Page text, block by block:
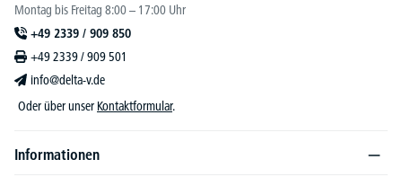
Montag bis Freitag 8:00 – 17:00 Uhr
+49 2339 / 909 850
+49 2339 / 909 501
info@delta-v.de
Oder über unser Kontaktformular.
Informationen